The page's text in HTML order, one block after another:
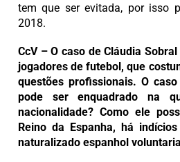
tem que ser evitada, por isso
2018.
CcV – O caso de Cláudia
jogadores de futebol, que
questões profissionais. O
pode ser enquadrado na
nacionalidade? Como ele
Reino da Espanha, há
naturalizado espanhol